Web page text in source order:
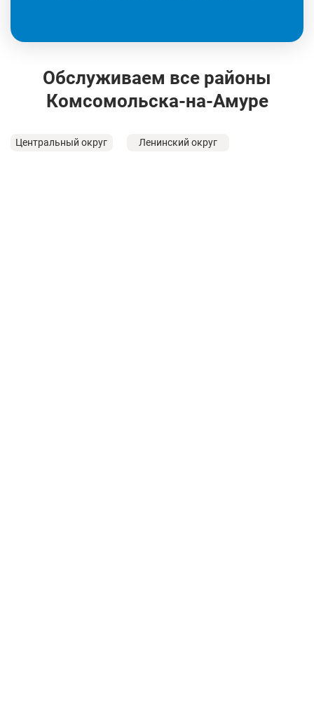
Обслуживаем все районы
Комсомольска-на-Амуре
Центральный округ Ленинский округ